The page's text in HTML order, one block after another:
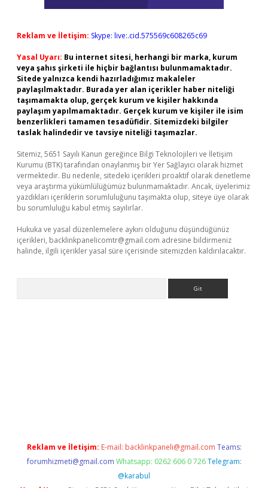
Reklam ve İletişim: Skype: live:.cid.575569c608265c69
Yasal Uyarı: Bu internet sitesi, herhangi bir marka, kurum
veya şahıs şirketi ile hiçbir bağlantısı bulunmamaktadır.
Sitede yalnızca kendi hazırladığımız makaleler
paylaşılmaktadır. Burada yer alan içerikler haber niteliği
taşımamakta olup, gerçek kurum ve kişiler hakkında
paylaşım yapılmamaktadır. Gerçek kurum ve kişiler ile isim
benzerlikleri tamamen tesadüfidir. Sitemizdeki bilgiler
taslak halindedir ve tavsiye niteliği taşımazlar.
Sitemiz, 5651 Sayılı Kanun gereğince Bilgi Teknolojileri ve İletişim
Kurumu (BTK) tarafından onaylanmış bir Yer Sağlayıcı olarak hizmet
vermektedir. Bu nedenle, sitedeki içerikleri proaktif olarak denetleme
veya araştırma yükümlülüğümüz bulunmamaktadır. Ancak, üyelerimiz
yazdıkları içeriklerin sorumluluğunu taşımakta olup, siteye üye olarak
bu sorumluluğu kabul etmiş sayılırlar.
Hukuka ve yasal düzenlemelere aykırı olduğunu düşündüğünüz
içerikleri, backlinkpanelicomtr@gmail.com adresine bildirmeniz
halinde, ilgili içerikler yasal süre içerisinde sitemizden kaldırılacaktır.
Reklam ve İletişim: E-mail: backlinkpaneli@gmail.com Teams:
forumhizmeti@gmail.com Whatsapp: 0262 606 0 726 Telegram:
@karabul